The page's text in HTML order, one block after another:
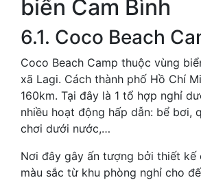
biển Cam Bình
6.1. Coco Beach
Coco Beach Camp thuộc vùng
xã Lagi. Cách thành phố Hồ Chí
160km. Tại đây là 1 tổ hợp nghỉ
nhiều hoạt động hấp dẫn: bể bơi,
chơi dưới nước,…
Nơi đây gây ấn tượng bởi thiết kế
màu sắc từ khu phòng nghỉ cho